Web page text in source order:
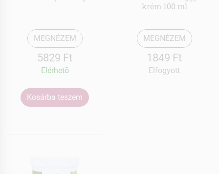
MEGNÉZEM
5829 Ft
Elérhetõ
Kosárba teszem
krém 100 ml
MEGNÉZEM
1849 Ft
Elfogyott